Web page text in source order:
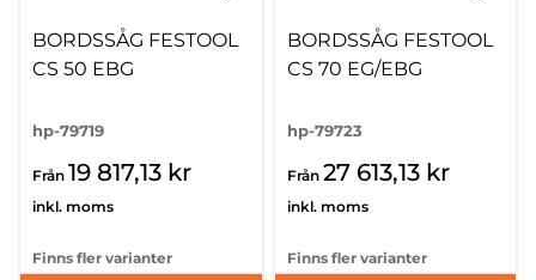
BORDSSÅG FESTOOL
CS 50 EBG
hp-79719
Från 19 817,13 kr
inkl. moms
Finns fler varianter
BORDSSÅG FESTOOL
CS 70 EG/EBG
hp-79723
Från 27 613,13 kr
inkl. moms
Finns fler varianter